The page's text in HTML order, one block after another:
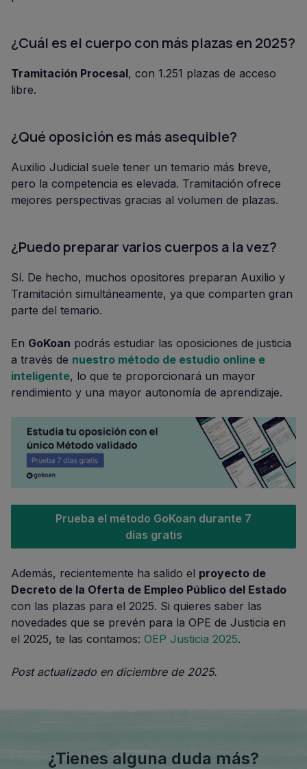
¿Cuál es el cuerpo con más plazas en 2025?
Tramitación Procesal, con 1.251 plazas de acceso
libre.
¿Qué oposición es más asequible?
Auxilio Judicial suele tener un temario más breve,
pero la competencia es elevada. Tramitación ofrece
mejores perspectivas gracias al volumen de plazas.
¿Puedo preparar varios cuerpos a la vez?
Sí. De hecho, muchos opositores preparan Auxilio y
Tramitación simultáneamente, ya que comparten gran
parte del temario.
En GoKoan podrás estudiar las oposiciones de justicia
a través de nuestro método de estudio online e
inteligente, lo que te proporcionará un mayor
rendimiento y una mayor autonomía de aprendizaje.
Prueba el método GoKoan durante 7
días gratis
Además, recientemente ha salido el proyecto de
Decreto de la Oferta de Empleo Público del Estado
con las plazas para el 2025. Si quieres saber las
novedades que se prevén para la OPE de Justicia en
el 2025, te las contamos: OEP Justicia 2025.
Post actualizado en diciembre de 2025.
¿Tienes alguna duda más?